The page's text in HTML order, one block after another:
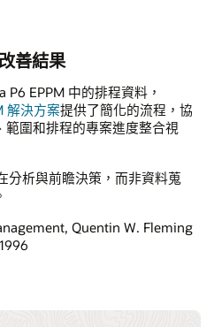
善結果
EPPM 中的排程資料，
解決方案提供了簡化的流程，協
圍和排程的專案進度整合視
分析與前瞻決策，而非資料蒐
Quentin W. Fleming